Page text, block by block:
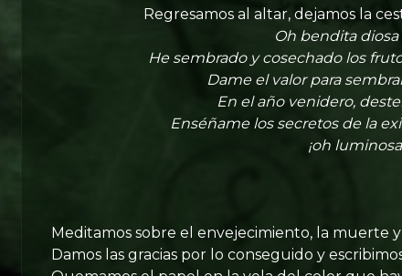
Regresamos al altar, dejamos la
Oh bendita
He sembrado y cosechado los
Dame el valor para
En el año venidero,
Enséñame los secretos de la
¡oh
Meditamos sobre el envejecimiento, la muerte
Damos las gracias por lo conseguido y